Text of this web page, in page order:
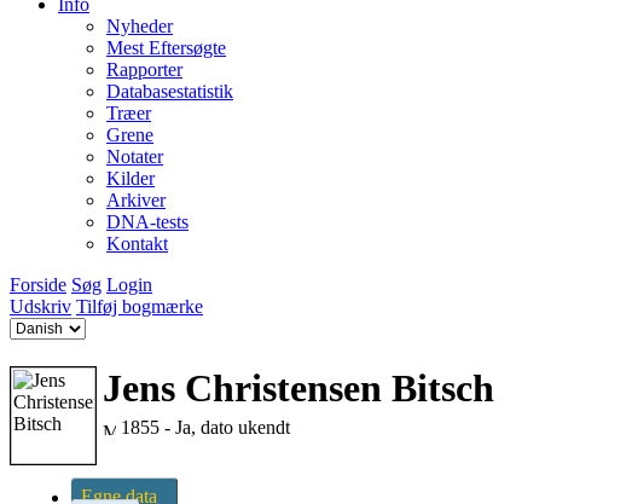
Info
Nyheder
Mest Eftersøgte
Rapporter
Databasestatistik
Træer
Grene
Notater
Kilder
Arkiver
DNA-tests
Kontakt
Forside Søg Login
Udskriv Tilføj bogmærke
Jens Christensen Bitsch
1855 - Ja, dato ukendt
Egne data